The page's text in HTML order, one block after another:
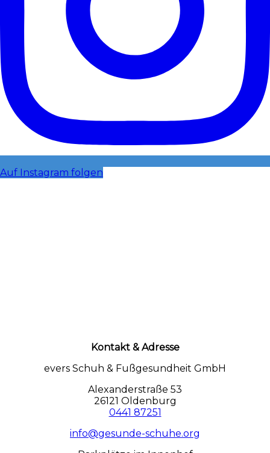
Auf Instagram folgen
Kontakt & Adresse
evers Schuh & Fußgesundheit GmbH
Alexanderstraße 53
26121 Oldenburg
0441 87251
info@gesunde-schuhe.org